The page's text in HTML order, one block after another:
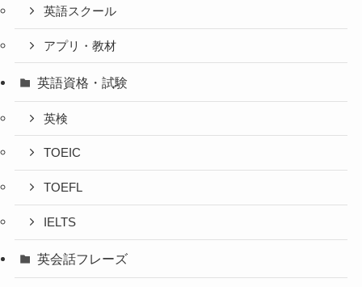
英語スクール
アプリ・教材
英語資格・試験
英検
TOEIC
TOEFL
IELTS
英会話フレーズ